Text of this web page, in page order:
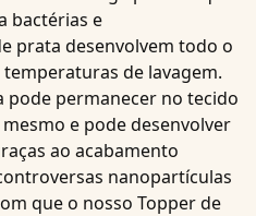
bactérias e
prata desenvolvem todo o
de lavagem.
pode permanecer no tecido
e pode desenvolver
ao acabamento
nanopartículas
que o nosso Topper de